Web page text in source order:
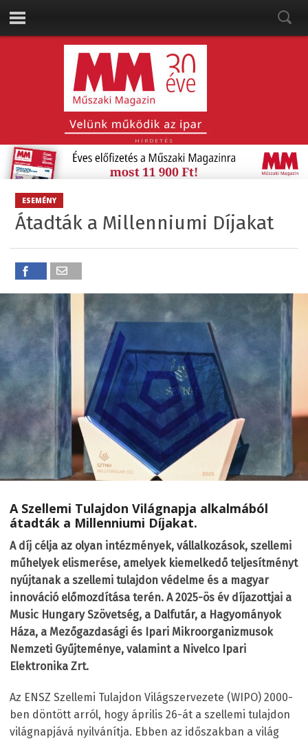
HIRDETÉS
ESEMÉNY
Átadták a Millenniumi Díjakat
A Szellemi Tulajdon Világnapja alkalmából
átadták a Millenniumi Díjakat.
A díj célja az olyan intézmények, vállalkozások, szellemi
műhelyek elismerése, amelyek kiemelkedő teljesítményt
nyújtanak a szellemi tulajdon védelme és a magyar
innováció előmozdítása terén. A 2025-ös év díjazottjai a
Music Hungary Szövetség, a Dalfutár, a Hagyományok
Háza, a Mezőgazdasági és Ipari Mikroorganizmusok
Nemzeti Gyűjteménye, valamint a Nivelco Ipari
Elektronika Zrt.
Az ENSZ Szellemi Tulajdon Világszervezete (WIPO) 2000-
ben döntött arról, hogy április 26-át a szellemi tulajdon
világnapjává nyilvánítja. Ebben az időszakban a világ